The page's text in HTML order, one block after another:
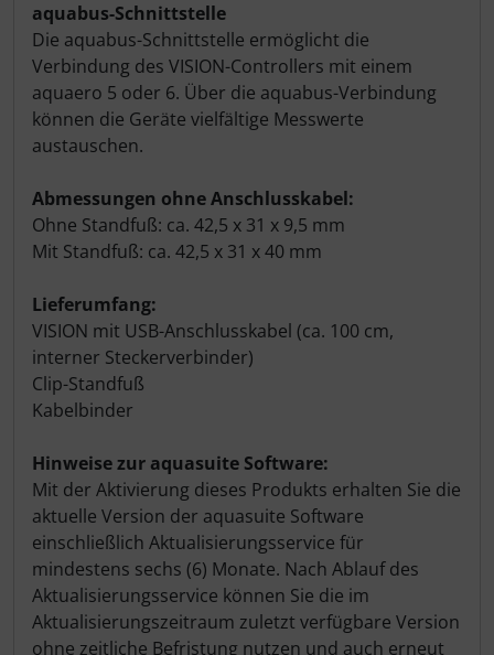
aquabus-Schnittstelle
Die aquabus-Schnittstelle ermöglicht die
Verbindung des VISION-Controllers mit einem
aquaero 5 oder 6. Über die aquabus-Verbindung
können die Geräte vielfältige Messwerte
austauschen.
Abmessungen ohne Anschlusskabel:
Ohne Standfuß: ca. 42,5 x 31 x 9,5 mm
Mit Standfuß: ca. 42,5 x 31 x 40 mm
Lieferumfang:
VISION mit USB-Anschlusskabel (ca. 100 cm,
interner Steckerverbinder)
Clip-Standfuß
Kabelbinder
Hinweise zur aquasuite Software:
Mit der Aktivierung dieses Produkts erhalten Sie die
aktuelle Version der aquasuite Software
einschließlich Aktualisierungsservice für
mindestens sechs (6) Monate. Nach Ablauf des
Aktualisierungsservice können Sie die im
Aktualisierungszeitraum zuletzt verfügbare Version
ohne zeitliche Befristung nutzen und auch erneut